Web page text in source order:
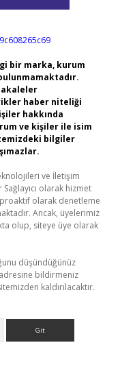
bir marka, kurum
haber niteliği
hakkında
ve kişiler ile isim
bilgiler
ve İletişim
olarak hizmet
olarak denetleme
Ancak, üyelerimiz
olup, siteye üye olarak
düşündüğünüz
adresine bildirmeniz
kaldırılacaktır.